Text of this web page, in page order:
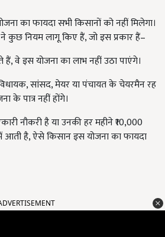
का फायदा सभी किसानों को नहीं मिलेगा।
कुछ नियम लागू किए हैं, जो इस प्रकार हैं–
वे इस योजना का लाभ नहीं उठा पाएंगे।
सांसद, मेयर या पंचायत के चेयरमैन रह
के पात्र नहीं होंगे।
नौकरी है या उनकी हर महीने ₹10,000
है, ऐसे किसान इस योजना का फायदा